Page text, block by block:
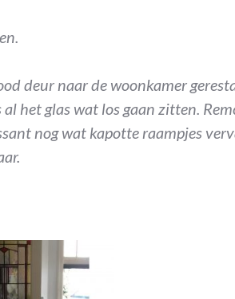
deur naar de woonkamer
het glas wat los gaan zitten.
nog wat kapotte raampjes